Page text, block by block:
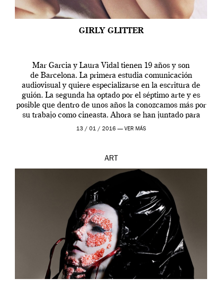
GIRLY GLITTER
Mar Garcia y Laura Vidal tienen 19 años y son
de Barcelona. La primera estudia comunicación
audiovisual y quiere especializarse en la escritura de
guión. La segunda ha optado por el séptimo arte y es
posible que dentro de unos años la conozcamos más por
su trabajo como cineasta. Ahora se han juntado para
contarnos una […]
13 / 01 / 2016 — VER MÁS
ART